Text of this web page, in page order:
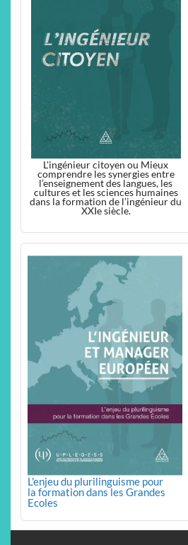
L'ingénieur citoyen ou Mieux
comprendre les synergies entre
l’enseignement des langues, les
cultures et les sciences humaines
dans la formation de l’ingénieur du
XXIe siècle.
L'enjeu du plurilinguisme pour
la formation dans les Grandes
Ecoles